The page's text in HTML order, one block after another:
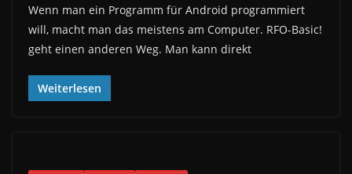
Wenn man ein Programm für Android programmiert
will, macht man das meistens am Computer. RFO-Basic!
geht einen anderen Weg. Man kann direkt
Weiterlesen